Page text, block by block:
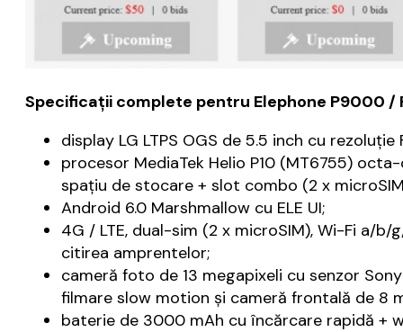
Specificaţii complete pentru Elephone P9000 /
display LG LTPS OGS de 5.5 inch cu
procesor MediaTek Helio P10 (MT6755)
spațiu de stocare + slot combo (2 x
Android 6.0 Marshmallow cu ELE UI;
4G / LTE, dual-sim (2 x microSIM), Wi-Fi a/b/
citirea amprentelor;
cameră foto de 13 megapixeli cu senzor
filmare slow motion și cameră frontală de 8
baterie de 3000 mAh cu încărcare rapidă +